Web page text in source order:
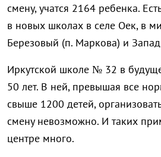
смену, учатся 2164 ребенка.
в новых школах в селе Оек, в
Березовый (п. Маркова) и
Иркутской школе № 32 в
50 лет. В ней, превышая все
свыше 1200 детей,
смену невозможно. И таких
центре много.